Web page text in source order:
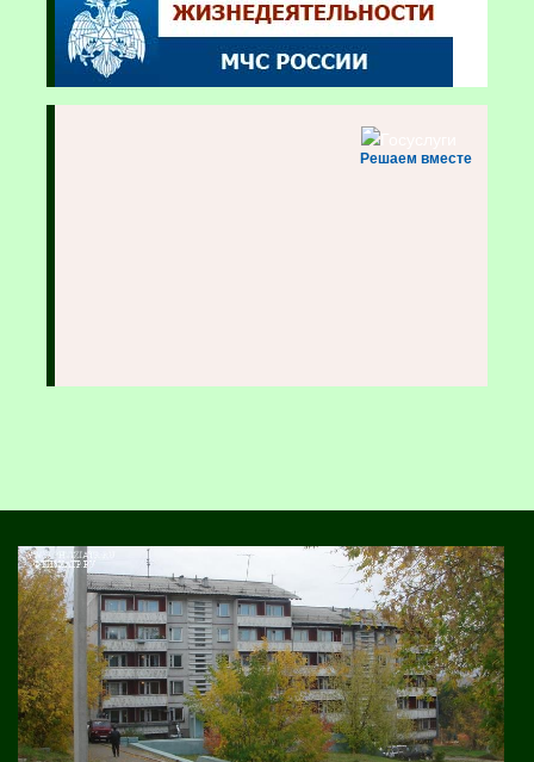
Решаем вместе